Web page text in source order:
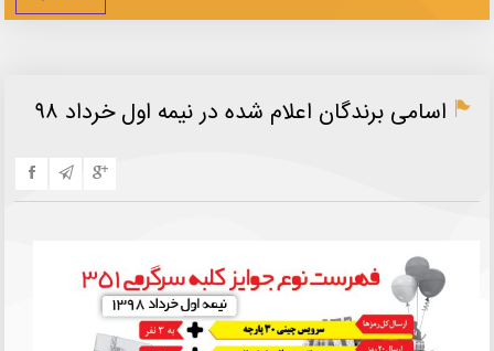
اسامی برندگان اعلام شده در نیمه اول خرداد ۹۸